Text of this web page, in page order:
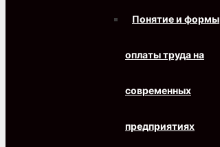
Понятие и формы
оплаты труда на
современных
предприятиях